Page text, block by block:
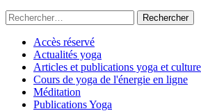
Accès réservé
Actualités yoga
Articles et publications yoga et
Cours de yoga de l'énergie en ligne
Méditation
Publications Yoga